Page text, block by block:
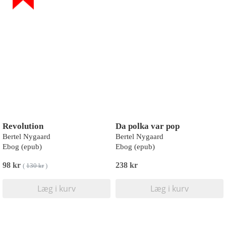
Revolution
Bertel Nygaard
Ebog (epub)
98 kr ( 130 kr)
Læg i kurv
Da polka var pop
Bertel Nygaard
Ebog (epub)
238 kr
Læg i kurv